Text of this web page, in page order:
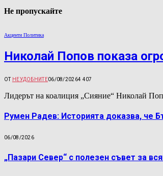
Не пропускайте
Акценти Политика
Николай Попов показа
ОТ НЕУДОБНИТЕ06/08/20264 407
Лидерът на коалиция „Сияние“ Николай
Румен Радев: Историята доказва, че
06/08/2026
„Пазари Север“ с полезен съвет за